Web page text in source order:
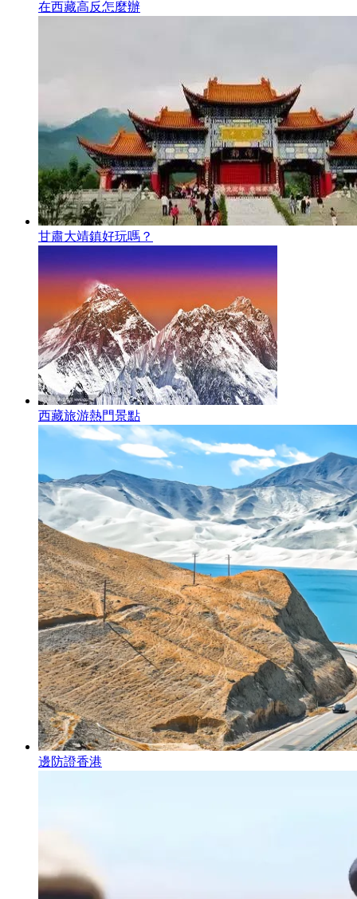
在西藏高反怎麼辦
甘肅大靖鎮好玩嗎？
西藏旅游熱門景點
邊防證香港